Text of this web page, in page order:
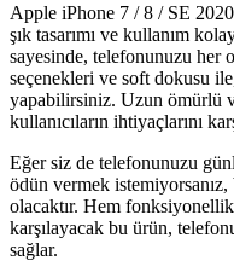
Apple iPhone 7 / 8 / SE 2020
şık tasarımı ve kullanım
sayesinde, telefonunuzu her
seçenekleri ve soft dokusu
yapabilirsiniz. Uzun ömürlü
kullanıcıların ihtiyaçlarını
Eğer siz de telefonunuzu
ödün vermek
olacaktır. Hem
karşılayacak bu ürün,
sağlar.